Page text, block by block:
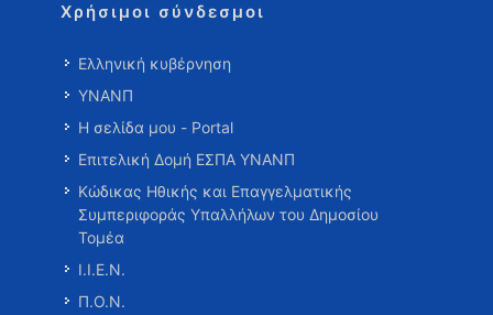
Χρήσιμοι σύνδεσμοι
Ελληνική κυβέρνηση
ΥΝΑΝΠ
Η σελίδα μου - Portal
Επιτελική Δομή ΕΣΠΑ ΥΝΑΝΠ
Κώδικας Ηθικής και Επαγγελματικής
Συμπεριφοράς Υπαλλήλων του Δημοσίου
Τομέα
Ι.Ι.Ε.Ν.
Π.Ο.Ν.